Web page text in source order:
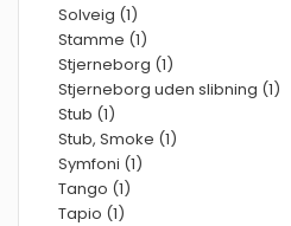
Solveig (1)
Stamme (1)
Stjerneborg (1)
Stjerneborg uden slibning (1)
Stub (1)
Stub, Smoke (1)
Symfoni (1)
Tango (1)
Tapio (1)